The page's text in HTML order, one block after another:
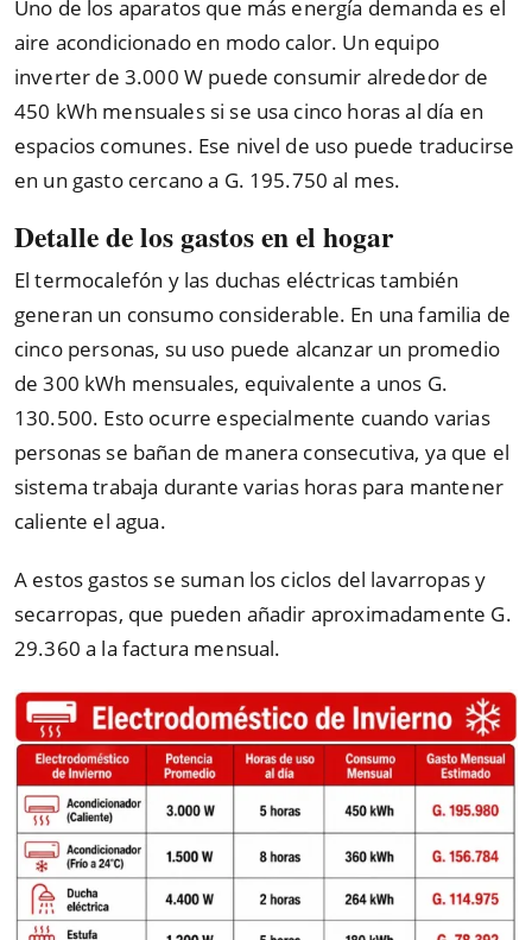
Uno de los aparatos que más energía demanda es el
aire acondicionado en modo calor. Un equipo
inverter de 3.000 W puede consumir alrededor de
450 kWh mensuales si se usa cinco horas al día en
espacios comunes. Ese nivel de uso puede traducirse
en un gasto cercano a G. 195.750 al mes.
Detalle de los gastos en el hogar
El termocalefón y las duchas eléctricas también
generan un consumo considerable. En una familia de
cinco personas, su uso puede alcanzar un promedio
de 300 kWh mensuales, equivalente a unos G.
130.500. Esto ocurre especialmente cuando varias
personas se bañan de manera consecutiva, ya que el
sistema trabaja durante varias horas para mantener
caliente el agua.
A estos gastos se suman los ciclos del lavarropas y
secarropas, que pueden añadir aproximadamente G.
29.360 a la factura mensual.